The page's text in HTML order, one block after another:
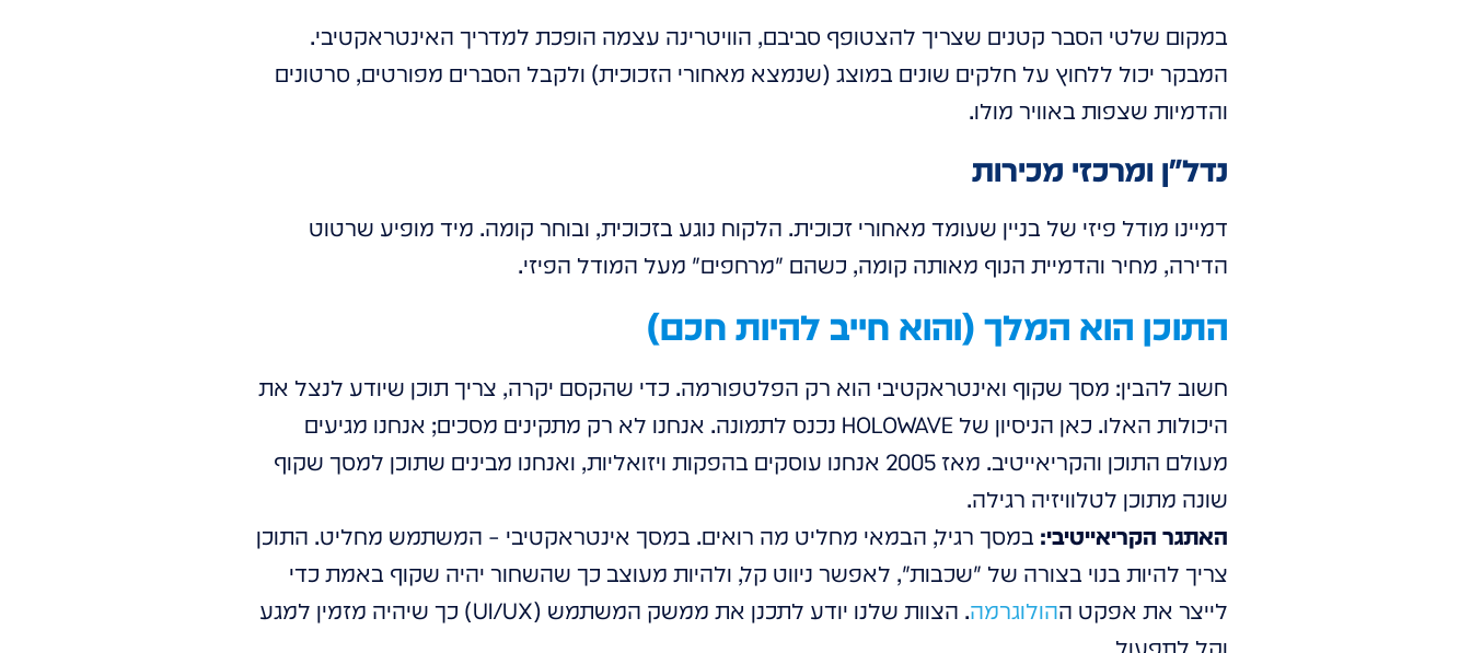
במקום שלטי הסבר קטנים שצריך להצטופף סביבם, הוויטרינה עצמה הופכת למדריך האינטראקטיבי.
המבקר יכול ללחוץ על חלקים שונים במוצג (שנמצא מאחורי הזכוכית) ולקבל הסברים מפורטים, סרטונים
והדמיות שצפות באוויר מולו.
נדל"ן ומרכזי מכירות
דמיינו מודל פיזי של בניין שעומד מאחורי זכוכית. הלקוח נוגע בזכוכית, ובוחר קומה. מיד מופיע שרטוט
הדירה, מחיר והדמיית הנוף מאותה קומה, כשהם "מרחפים" מעל המודל הפיזי.
התוכן הוא המלך (והוא חייב להיות חכם)
חשוב להבין: מסך שקוף ואינטראקטיבי הוא רק הפלטפורמה. כדי שהקסם יקרה, צריך תוכן שיודע לנצל את
היכולות האלו. כאן הניסיון של HOLOWAVE נכנס לתמונה. אנחנו לא רק מתקינים מסכים; אנחנו מגיעים
מעולם התוכן והקריאייטיב. מאז 2005 אנחנו עוסקים בהפקות ויזואליות, ואנחנו מבינים שתוכן למסך שקוף
שונה מתוכן לטלוויזיה רגילה.
האתגר הקריאייטיבי: במסך רגיל, הבמאי מחליט מה רואים. במסך אינטראקטיבי – המשתמש מחליט. התוכן
צריך להיות בנוי בצורה של "שכבות", לאפשר ניווט קל, ולהיות מעוצב כך שהשחור יהיה שקוף באמת כדי
לייצר את אפקט ההולוגרמה
. הצוות שלנו יודע לתכנן את ממשק המשתמש (UI/UX) כך שיהיה מזמין למגע